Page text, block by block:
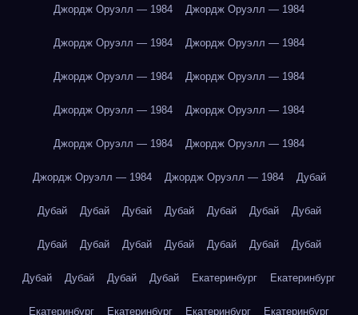
Джордж Оруэлл — 1984 Джордж Оруэлл — 1984
Джордж Оруэлл — 1984 Джордж Оруэлл — 1984
Джордж Оруэлл — 1984 Джордж Оруэлл — 1984
Джордж Оруэлл — 1984 Джордж Оруэлл — 1984
Джордж Оруэлл — 1984 Джордж Оруэлл — 1984
Джордж Оруэлл — 1984 Джордж Оруэлл — 1984 Дубай
Дубай Дубай Дубай Дубай Дубай Дубай Дубай
Дубай Дубай Дубай Дубай Дубай Дубай Дубай
Дубай Дубай Дубай Дубай Екатеринбург Екатеринбург
Екатеринбург Екатеринбург Екатеринбург Екатеринбург